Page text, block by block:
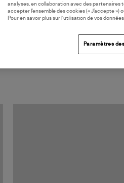
analyses, en collaboration avec des partenaires
accepter l’ensemble des cookies (« J’accepte
Pour en savoir plus sur l’utilisation de vos
Paramètres